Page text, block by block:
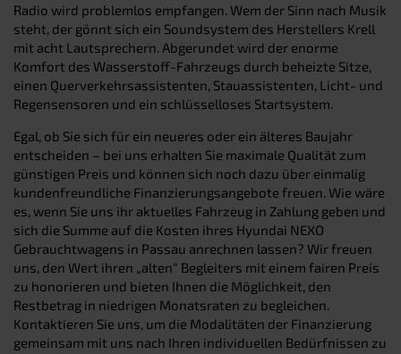
Radio wird problemlos empfangen. Wem der Sinn nach Musik
steht, der gönnt sich ein Soundsystem des Herstellers Krell
mit acht Lautsprechern. Abgerundet wird der enorme
Komfort des Wasserstoff-Fahrzeugs durch beheizte Sitze,
einen Querverkehrsassistenten, Stauassistenten, Licht- und
Regensensoren und ein schlüsselloses Startsystem.
Egal, ob Sie sich für ein neueres oder ein älteres Baujahr
entscheiden – bei uns erhalten Sie maximale Qualität zum
günstigen Preis und können sich noch dazu über einmalig
kundenfreundliche Finanzierungsangebote freuen. Wie wäre
es, wenn Sie uns ihr aktuelles Fahrzeug in Zahlung geben und
sich die Summe auf die Kosten ihres Hyundai NEXO
Gebrauchtwagens in Passau anrechnen lassen? Wir freuen
uns, den Wert ihren „alten“ Begleiters mit einem fairen Preis
zu honorieren und bieten Ihnen die Möglichkeit, den
Restbetrag in niedrigen Monatsraten zu begleichen.
Kontaktieren Sie uns, um die Modalitäten der Finanzierung
gemeinsam mit uns nach Ihren individuellen Bedürfnissen zu